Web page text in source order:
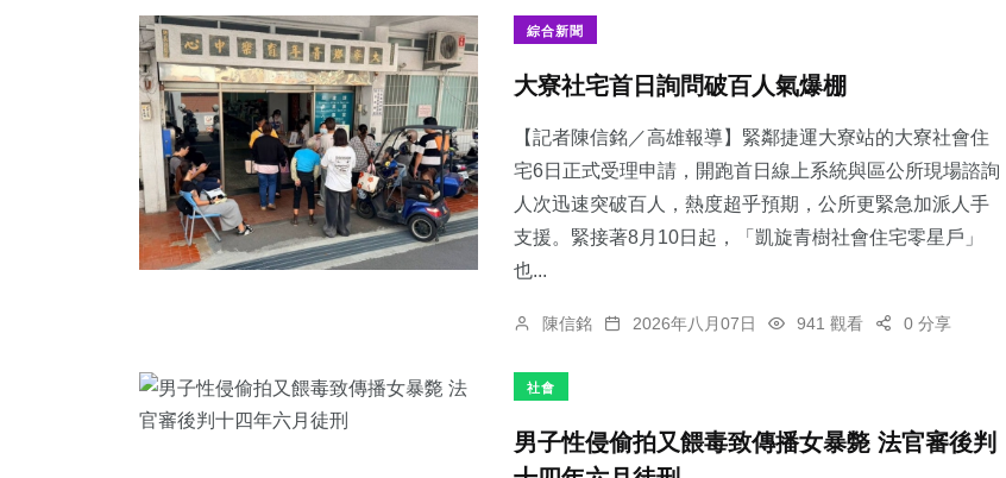
綜合新聞
大寮社宅首日詢問破百人氣爆棚
【記者陳信銘／高雄報導】緊鄰捷運大寮站的大寮社會住
宅6日正式受理申請，開跑首日線上系統與區公所現場諮詢
人次迅速突破百人，熱度超乎預期，公所更緊急加派人手
支援。緊接著8月10日起，「凱旋青樹社會住宅零星戶」
也...
陳信銘 2026年八月07日 941 觀看 0 分享
社會
男子性侵偷拍又餵毒致傳播女暴斃 法官審後判